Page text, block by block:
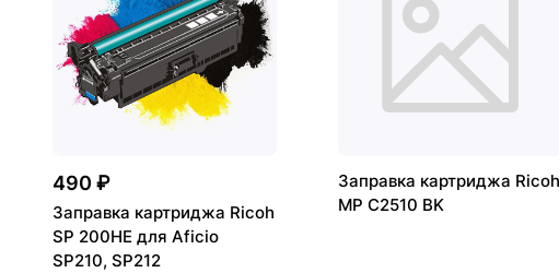
490 ₽
Заправка картриджа Ricoh
SP 200HE для Aficio
SP210, SP212
Заправка картриджа Ricoh
MP C2510 BK